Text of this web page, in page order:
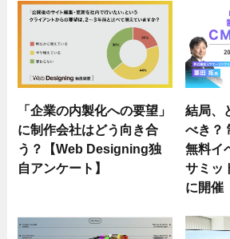
「企業の内製化への要望」
に制作会社はどう向き合
う？【Web Designing独
自アンケート】
結局、
べき？
無料イ
サミッ
に開催